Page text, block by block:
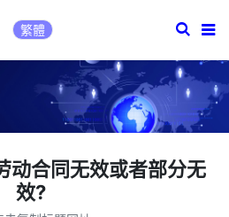
繁體
动合同无效或者部分无
效?